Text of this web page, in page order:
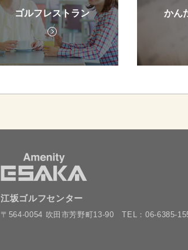
ゴルフレストラン かん
江坂ゴルフセンター
〒564-0054 吹田市芳野町13-90TEL：06-6385-